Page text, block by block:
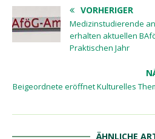
VORHERIGER
Medizinstudierende
erhalten aktuellen
Praktischen Jahr
Beigeordnete eröffnet Kulturelles
ÄHNLICHE